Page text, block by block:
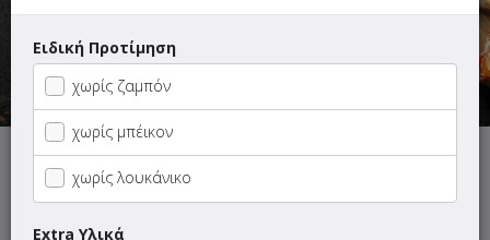
Αυτή τη στιγμή το κατάστημα δεν εξυπηρετεί παραγγελίες.
Ειδική Προτίμηση
χωρίς ζαμπόν
χωρίς μπέικον
χωρίς λουκάνικο
Extra Υλικά